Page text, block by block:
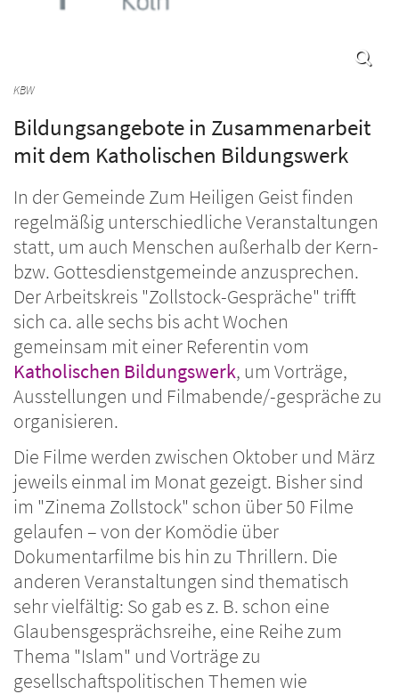
KBW
Bildungsangebote in Zusammenarbeit
mit dem Katholischen Bildungswerk
In der Gemeinde Zum Heiligen Geist finden
regelmäßig unterschiedliche Veranstaltungen
statt, um auch Menschen außerhalb der Kern-
bzw. Gottesdienstgemeinde anzusprechen.
Der Arbeitskreis "Zollstock-Gespräche" trifft
sich ca. alle sechs bis acht Wochen
gemeinsam mit einer Referentin vom
Katholischen Bildungswerk, um Vorträge,
Ausstellungen und Filmabende/-gespräche zu
organisieren.
Die Filme werden zwischen Oktober und März
jeweils einmal im Monat gezeigt. Bisher sind
im "Zinema Zollstock" schon über 50 Filme
gelaufen – von der Komödie über
Dokumentarfilme bis hin zu Thrillern. Die
anderen Veranstaltungen sind thematisch
sehr vielfältig: So gab es z. B. schon eine
Glaubensgesprächsreihe, eine Reihe zum
Thema "Islam" und Vorträge zu
gesellschaftspolitischen Themen wie